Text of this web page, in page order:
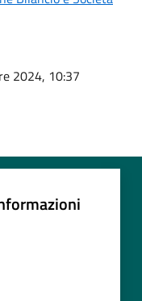
2024, 10:37